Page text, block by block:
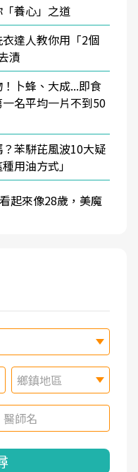
養心」之道
達人教你用「2個
漬
卜蜂、大成...即食
名平均一片不到50
苯駢芘風波10大疑
用油方式」
起來像28歲，美魔
鄉鎮地區